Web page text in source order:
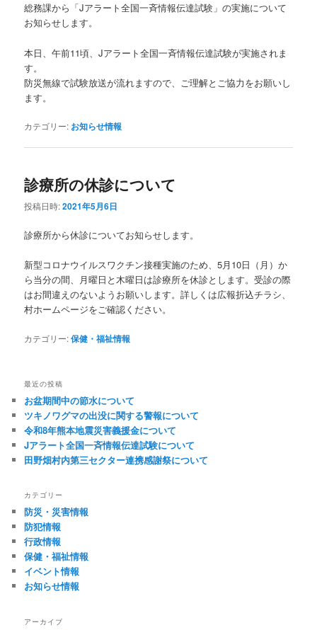
総務課から「Jアラート全国一斉情報伝達試験」の実施について
お知らせします。
本日、午前11頃、Jアラート全国一斉情報伝達試験が実施されま
す。
防災無線で試験放送が流れますので、ご理解とご協力をお願いし
ます。
カテゴリー: お知らせ情報
診療所の休診について
投稿日時:2021年5月6日
診療所から休診についてお知らせします。
新型コロナウイルスワクチン接種実施のため、5月10日（月）か
ら当分の間、月曜日と木曜日は診療所を休診とします。受診の際
はお間違えのないようお願いします。詳しくは広報折込チラシ、
村ホームページをご確認ください。
カテゴリー:保健・福祉情報
最近の投稿
お盆期間中の節水について
ツキノワグマの出没に関する警報について
令和8年熊本地震災害義援金について
Jアラート全国一斉情報伝達試験について
田野畑村内第三セクター連携感謝祭について
カテゴリー
防災・災害情報
防犯情報
行政情報
保健・福祉情報
イベント情報
お知らせ情報
アーカイブ